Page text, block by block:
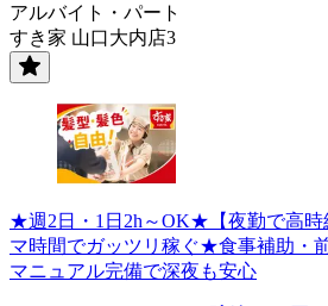
アルバイト・パート
すき家 山口大内店3
★週2日・1日2h～OK★【夜勤で高時
マ時間でガッツリ稼ぐ★食事補助・
マニュアル完備で深夜も安心